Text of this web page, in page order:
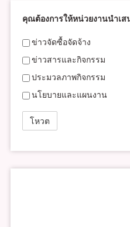
คุณต้องการให้หน่วยงานนำเ
ข่าวจัดซื้อจัดจ้าง
ข่าวสารและกิจกรรม
ประมวลภาพกิจกรรม
นโยบายและแผนงาน